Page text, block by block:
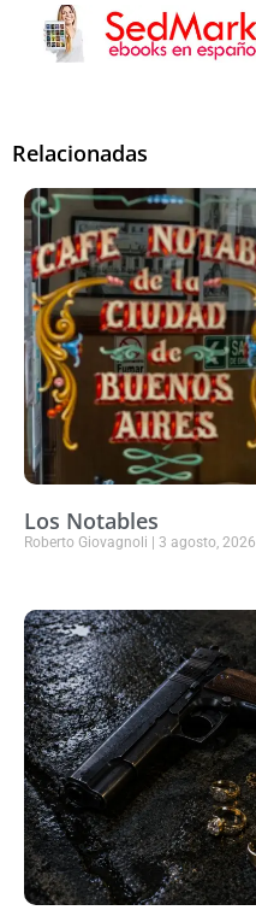
Relacionadas
Los Notables
Roberto Giovagnoli 3 agosto, 2026